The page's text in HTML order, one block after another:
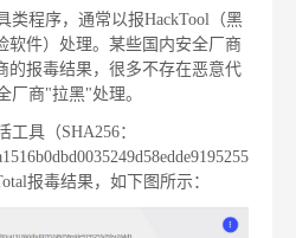
类程序，通常以报HackTool（黑
软件）处理。某些国内安全厂商
的报毒结果，很多不存在恶意代
厂商"拉黑"处理。
具（SHA256：
报毒结果，如下图所示：